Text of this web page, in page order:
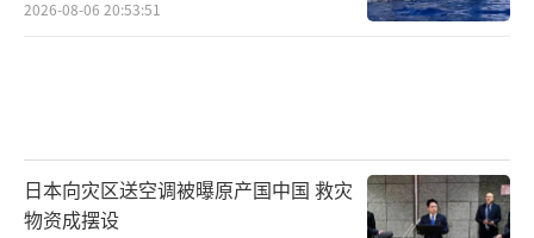
2026-08-06 20:53:51
日本向灾区送空调被曝原产国中国 救灾
物资成摆设